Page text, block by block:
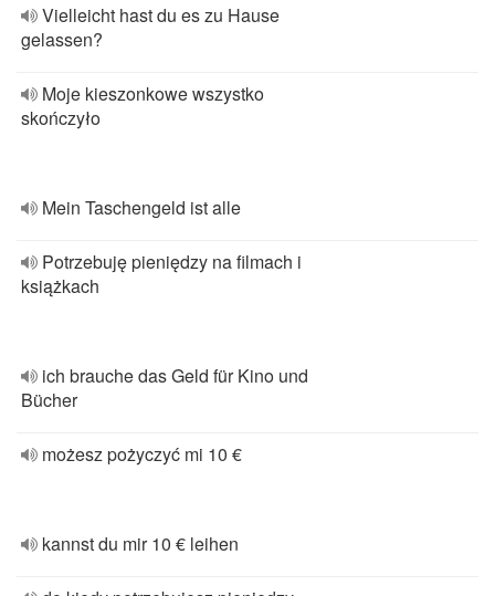
Vielleicht hast du es zu Hause
gelassen?
Moje kieszonkowe wszystko
skończyło
Mein Taschengeld ist alle
Potrzebuję pieniędzy na filmach i
książkach
ich brauche das Geld für Kino und
Bücher
możesz pożyczyć mi 10 €
kannst du mir 10 € leihen